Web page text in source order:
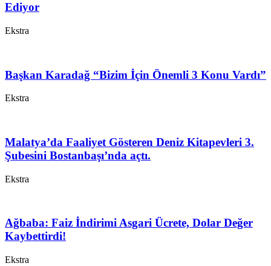
Ediyor
Ekstra
Başkan Karadağ “Bizim İçin Önemli 3 Konu Vardı”
Ekstra
Malatya’da Faaliyet Gösteren Deniz Kitapevleri 3.
Şubesini Bostanbaşı’nda açtı.
Ekstra
Ağbaba: Faiz İndirimi Asgari Ücrete, Dolar Değer
Kaybettirdi!
Ekstra